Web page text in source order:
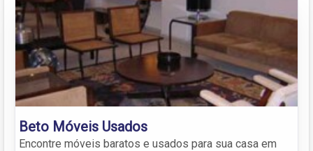
Beto Móveis Usados
Encontre móveis baratos e usados para sua casa em